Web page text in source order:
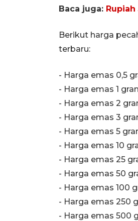
Baca juga:
Berikut harga
terbaru:
‎‎- Harga emas 0,5
- Harga emas 1
‎- Harga emas 2
‎- Harga emas 3
‎- Harga emas 5
‎- Harga emas 10
‎- Harga emas 25
‎- Harga emas 50
‎- Harga emas 100
‎- Harga emas 250
‎- Harga emas 500